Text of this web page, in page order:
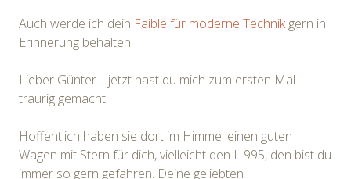
Auch werde ich dein Faible für moderne Technikgern in
Erinnerung behalten!
Lieber Günter… jetzt hast du mich zum ersten Mal
traurig gemacht.
Hoffentlich haben sie dort im Himmel einen guten
Wagen mit Stern für dich, vielleicht den L 995, den bist du
immer so gern gefahren. Deine geliebten